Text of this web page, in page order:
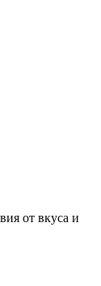
от вкуса и